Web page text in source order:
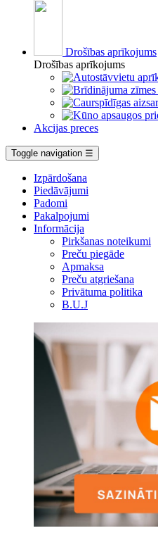
Drošības aprīkojums
Drošības aprīkojums
Akcijas preces
Toggle navigation ☰
Izpārdošana
Piedāvājumi
Padomi
Pakalpojumi
Informācija
Pirkšanas noteikumi
Preču piegāde
Apmaksa
Preču atgriešana
Privātuma politika
B.U.J